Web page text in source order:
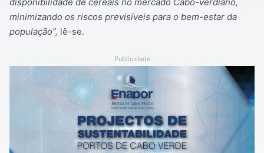
minimizando os riscos previsíveis para o bem-estar da
população”, lê-se.
Publicidade